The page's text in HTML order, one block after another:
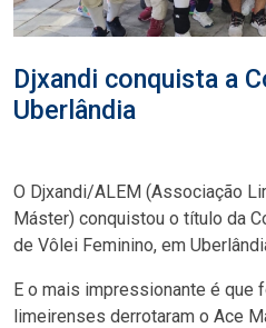
Djxandi conquista a
Uberlândia
O Djxandi/ALEM (Associação
Máster) conquistou o título da
de Vôlei Feminino, em
E o mais impressionante é que
limeirenses derrotaram o Ace